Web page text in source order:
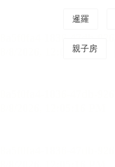
暹羅
親子房